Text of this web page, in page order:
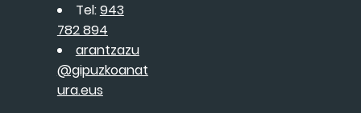
Tel:943
782 894
arantzazu
@gipuzkoanat
ura.eus